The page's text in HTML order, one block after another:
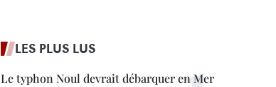
LES PLUS LUS
Le typhon Noul devrait débarquer en Mer